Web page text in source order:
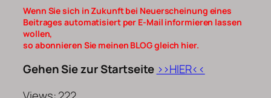
Wenn Sie sich in Zukunft bei Neuerscheinung eines
Beitrages automatisiert per E-Mail informieren lassen
wollen,
so abonnieren Sie meinen BLOG gleich hier.
Gehen Sie zur Startseite >>HIER<<